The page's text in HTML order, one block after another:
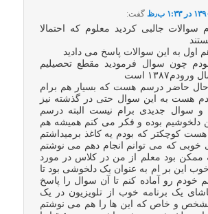
گفت:
سوالات جالبی کردید معلوم که احتمالا
اول به این سوالات پاسخ می دادید
چون سوال فرمودید مقطع تحصیلیم
است
حال حاضر درسم هست که بسیار هم برام
هست به این سوال حتی در گذشته نیز
سوال جدیدی برام نیست البته درسم
دلخوشیم بوده و فکر می کنم همیشه هم
هست کوچکتر که بودم یه کاغذ برمیداشتم
خوبی که می توانم انجام دهم می نوشتم
بود معلم از من در کلاس در مورد
این بر ام به عنوان یک دلخوشی بود تا
خودم رو آماده کنم تا آن سوال را پاسخ
یک برنامه خوب از تلویزیون در یک
و خاص که این ها را هم می نوشتم